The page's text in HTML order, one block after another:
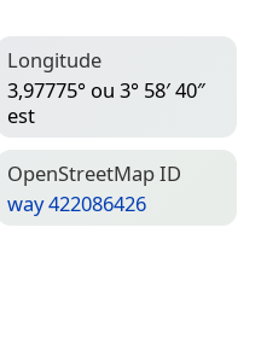
Longitude
3,97775° ou 3° 58′ 40″
est
Open­Street­Map ID
way 422086426